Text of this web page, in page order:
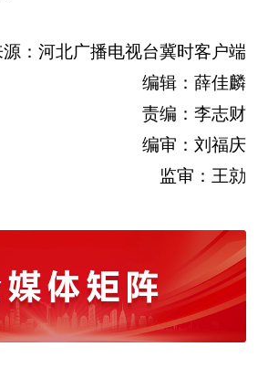
源：河北广播电视台冀时客户端
编辑：薛佳麟
责编：李志财
编审：刘福庆
监审：王勍